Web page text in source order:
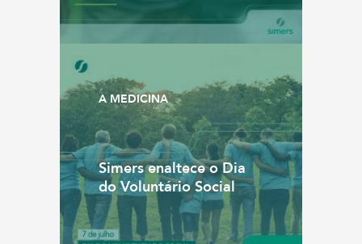
A MEDICINA
Simers enaltece o Dia
do Voluntário Social